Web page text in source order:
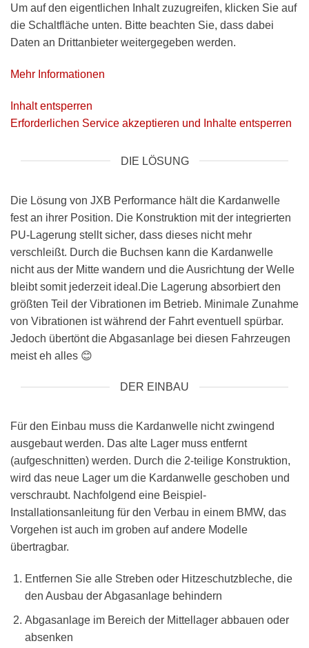
Um auf den eigentlichen Inhalt zuzugreifen, klicken Sie auf
die Schaltfläche unten. Bitte beachten Sie, dass dabei
Daten an Drittanbieter weitergegeben werden.
Mehr Informationen
Inhalt entsperren
Erforderlichen Service akzeptieren und Inhalte entsperren
DIE LÖSUNG
Die Lösung von JXB Performance hält die Kardanwelle
fest an ihrer Position. Die Konstruktion mit der integrierten
PU-Lagerung stellt sicher, dass dieses nicht mehr
verschleißt. Durch die Buchsen kann die Kardanwelle
nicht aus der Mitte wandern und die Ausrichtung der Welle
bleibt somit jederzeit ideal.Die Lagerung absorbiert den
größten Teil der Vibrationen im Betrieb. Minimale Zunahme
von Vibrationen ist während der Fahrt eventuell spürbar.
Jedoch übertönt die Abgasanlage bei diesen Fahrzeugen
meist eh alles 😊
DER EINBAU
Für den Einbau muss die Kardanwelle nicht zwingend
ausgebaut werden. Das alte Lager muss entfernt
(aufgeschnitten) werden. Durch die 2-teilige Konstruktion,
wird das neue Lager um die Kardanwelle geschoben und
verschraubt. Nachfolgend eine Beispiel-
Installationsanleitung für den Verbau in einem BMW, das
Vorgehen ist auch im groben auf andere Modelle
übertragbar.
Entfernen Sie alle Streben oder Hitzeschutzbleche, die
den Ausbau der Abgasanlage behindern
Abgasanlage im Bereich der Mittellager abbauen oder
absenken